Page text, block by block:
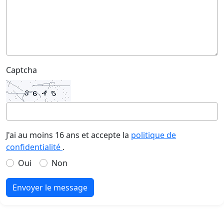
Captcha
J'ai au moins 16 ans et accepte la politique de
confidentialité .
Oui
Non
Envoyer le message